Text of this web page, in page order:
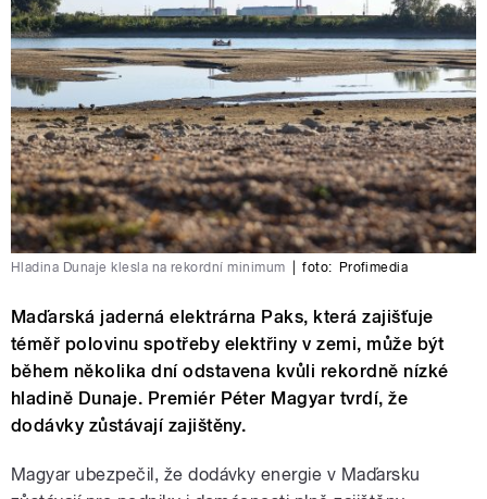
Hladina Dunaje klesla na rekordní minimum foto: Profimedia
Maďarská jaderná elektrárna Paks, která zajišťuje
téměř polovinu spotřeby elektřiny v zemi, může být
během několika dní odstavena kvůli rekordně nízké
hladině Dunaje. Premiér Péter Magyar tvrdí, že
dodávky zůstávají zajištěny.
Magyar ubezpečil, že dodávky energie v Maďarsku